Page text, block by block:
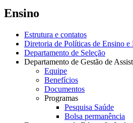
Ensino
Estrutura e contatos
Diretoria de Políticas de Ensino e
Departamento de Seleção
Departamento de Gestão de
Equipe
Benefícios
Documentos
Programas
Pesquisa Saúde
Bolsa permanência